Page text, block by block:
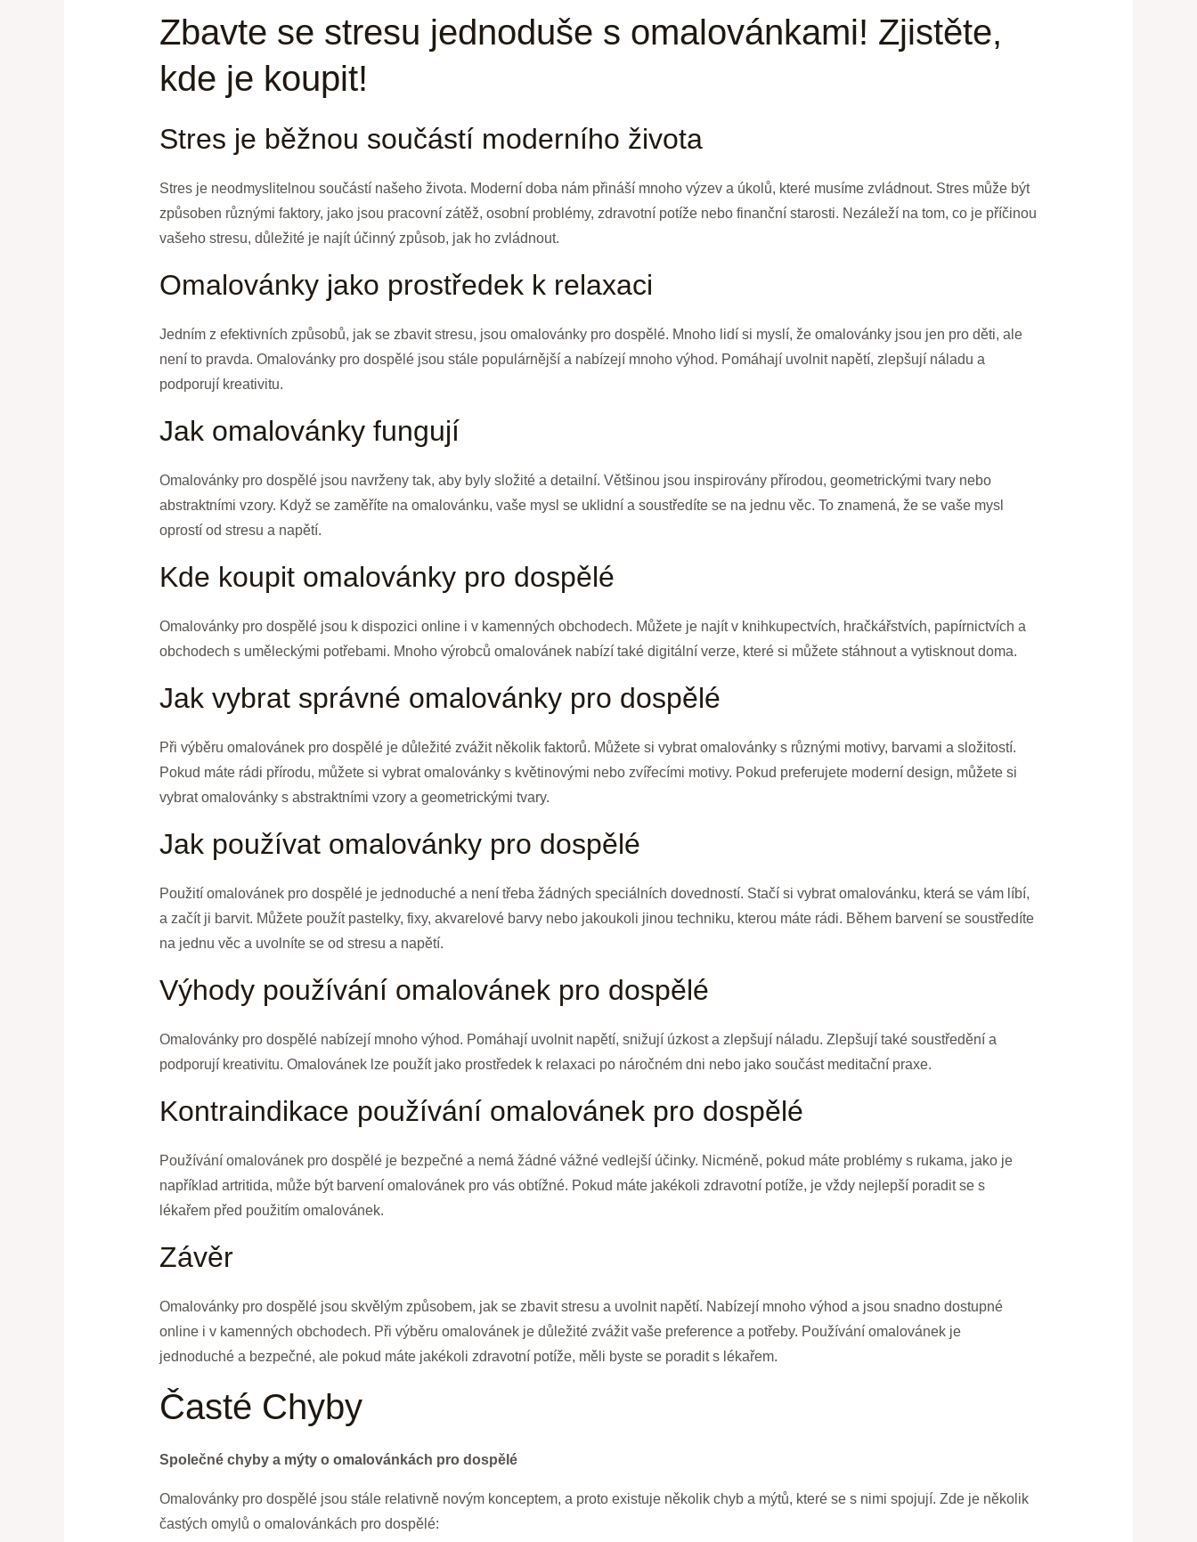
Zbavte se stresu jednoduše s omalovánkami! Zjistěte,
kde je koupit!
Stres je běžnou součástí moderního života
Stres je neodmyslitelnou součástí našeho života. Moderní doba nám přináší mnoho výzev a úkolů, které musíme zvládnout. Stres může být
způsoben různými faktory, jako jsou pracovní zátěž, osobní problémy, zdravotní potíže nebo finanční starosti. Nezáleží na tom, co je příčinou
vašeho stresu, důležité je najít účinný způsob, jak ho zvládnout.
Omalovánky jako prostředek k relaxaci
Jedním z efektivních způsobů, jak se zbavit stresu, jsou omalovánky pro dospělé. Mnoho lidí si myslí, že omalovánky jsou jen pro děti, ale
není to pravda. Omalovánky pro dospělé jsou stále populárnější a nabízejí mnoho výhod. Pomáhají uvolnit napětí, zlepšují náladu a
podporují kreativitu.
Jak omalovánky fungují
Omalovánky pro dospělé jsou navrženy tak, aby byly složité a detailní. Většinou jsou inspirovány přírodou, geometrickými tvary nebo
abstraktními vzory. Když se zaměříte na omalovánku, vaše mysl se uklidní a soustředíte se na jednu věc. To znamená, že se vaše mysl
oprostí od stresu a napětí.
Kde koupit omalovánky pro dospělé
Omalovánky pro dospělé jsou k dispozici online i v kamenných obchodech. Můžete je najít v knihkupectvích, hračkářstvích, papírnictvích a
obchodech s uměleckými potřebami. Mnoho výrobců omalovánek nabízí také digitální verze, které si můžete stáhnout a vytisknout doma.
Jak vybrat správné omalovánky pro dospělé
Při výběru omalovánek pro dospělé je důležité zvážit několik faktorů. Můžete si vybrat omalovánky s různými motivy, barvami a složitostí.
Pokud máte rádi přírodu, můžete si vybrat omalovánky s květinovými nebo zvířecími motivy. Pokud preferujete moderní design, můžete si
vybrat omalovánky s abstraktními vzory a geometrickými tvary.
Jak používat omalovánky pro dospělé
Použití omalovánek pro dospělé je jednoduché a není třeba žádných speciálních dovedností. Stačí si vybrat omalovánku, která se vám líbí,
a začít ji barvit. Můžete použít pastelky, fixy, akvarelové barvy nebo jakoukoli jinou techniku, kterou máte rádi. Během barvení se soustředíte
na jednu věc a uvolníte se od stresu a napětí.
Výhody používání omalovánek pro dospělé
Omalovánky pro dospělé nabízejí mnoho výhod. Pomáhají uvolnit napětí, snižují úzkost a zlepšují náladu. Zlepšují také soustředění a
podporují kreativitu. Omalovánek lze použít jako prostředek k relaxaci po náročném dni nebo jako součást meditační praxe.
Kontraindikace používání omalovánek pro dospělé
Používání omalovánek pro dospělé je bezpečné a nemá žádné vážné vedlejší účinky. Nicméně, pokud máte problémy s rukama, jako je
například artritida, může být barvení omalovánek pro vás obtížné. Pokud máte jakékoli zdravotní potíže, je vždy nejlepší poradit se s
lékařem před použitím omalovánek.
Závěr
Omalovánky pro dospělé jsou skvělým způsobem, jak se zbavit stresu a uvolnit napětí. Nabízejí mnoho výhod a jsou snadno dostupné
online i v kamenných obchodech. Při výběru omalovánek je důležité zvážit vaše preference a potřeby. Používání omalovánek je
jednoduché a bezpečné, ale pokud máte jakékoli zdravotní potíže, měli byste se poradit s lékařem.
Časté Chyby
Společné chyby a mýty o omalovánkách pro dospělé
Omalovánky pro dospělé jsou stále relativně novým konceptem, a proto existuje několik chyb a mýtů, které se s nimi spojují. Zde je několik
častých omylů o omalovánkách pro dospělé: